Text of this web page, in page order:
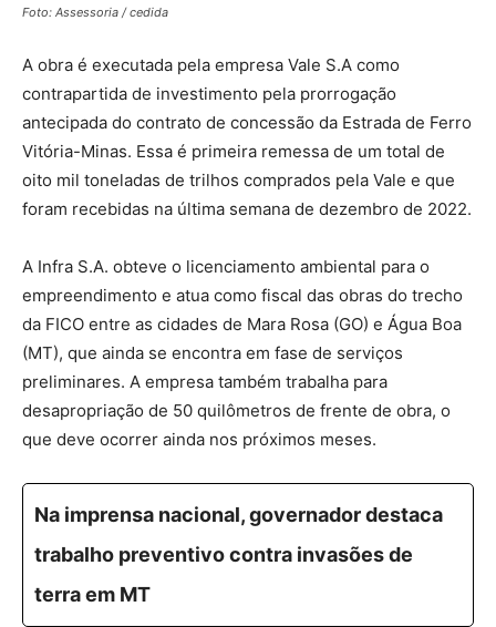
Foto: Assessoria / cedida
A obra é executada pela empresa Vale S.A como
contrapartida de investimento pela prorrogação
antecipada do contrato de concessão da Estrada de Ferro
Vitória-Minas. Essa é primeira remessa de um total de
oito mil toneladas de trilhos comprados pela Vale e que
foram recebidas na última semana de dezembro de 2022.
A Infra S.A. obteve o licenciamento ambiental para o
empreendimento e atua como fiscal das obras do trecho
da FICO entre as cidades de Mara Rosa (GO) e Água Boa
(MT), que ainda se encontra em fase de serviços
preliminares. A empresa também trabalha para
desapropriação de 50 quilômetros de frente de obra, o
que deve ocorrer ainda nos próximos meses.
Na imprensa nacional, governador destaca
trabalho preventivo contra invasões de
terra em MT